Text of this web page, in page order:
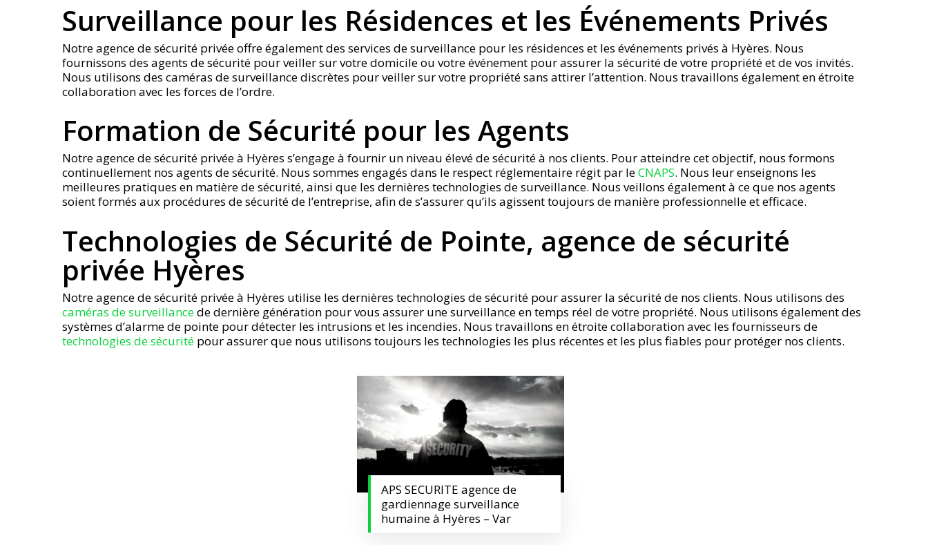
Surveillance pour les Résidences et les Événements Privés
Notre agence de sécurité privée offre également des services de surveillance pour les résidences et les événements privés à Hyères. Nous
fournissons des agents de sécurité pour veiller sur votre domicile ou votre événement pour assurer la sécurité de votre propriété et de vos invités.
Nous utilisons des caméras de surveillance discrètes pour veiller sur votre propriété sans attirer l’attention. Nous travaillons également en étroite
collaboration avec les forces de l’ordre.
Formation de Sécurité pour les Agents
Notre agence de sécurité privée à Hyères s’engage à fournir un niveau élevé de sécurité à nos clients. Pour atteindre cet objectif, nous formons
continuellement nos agents de sécurité. Nous sommes engagés dans le respect réglementaire régit par leCNAPS. Nous leur enseignons les
meilleures pratiques en matière de sécurité, ainsi que les dernières technologies de surveillance. Nous veillons également à ce que nos agents
soient formés aux procédures de sécurité de l’entreprise, afin de s’assurer qu’ils agissent toujours de manière professionnelle et efficace.
Technologies de Sécurité de Pointe, agence de sécurité
privée Hyères
Notre agence de sécurité privée à Hyères utilise les dernières technologies de sécurité pour assurer la sécurité de nos clients. Nous utilisons des
caméras de surveillancede dernière génération pour vous assurer une surveillance en temps réel de votre propriété. Nous utilisons également des
systèmes d’alarme de pointe pour détecter les intrusions et les incendies. Nous travaillons en étroite collaboration avec les fournisseurs de
technologies de sécurité pour assurer que nous utilisons toujours les technologies les plus récentes et les plus fiables pour protéger nos clients.
APS SECURITE agence de
gardiennage surveillance
humaine à Hyères – Var